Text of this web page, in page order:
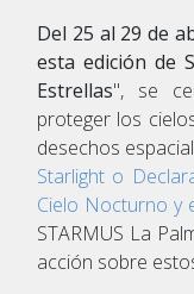
Del 25 al 29 de
esta edición de
Estrellas", se
proteger los
desechos
Starlight o
Cielo Nocturno y
STARMUS La
acción sobre